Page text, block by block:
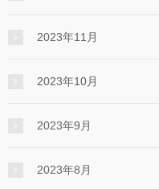
2023年11月
2023年10月
2023年9月
2023年8月